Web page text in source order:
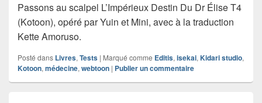
Passons au scalpel L’Impérieux Destin Du Dr Élise T4
(Kotoon), opéré par Yuin et Mini, avec à la traduction
Kette Amoruso.
Posté dans Livres, Tests | Marqué comme Editis, isekai, Kidari studio,
Kotoon, médecine, webtoon | Publier un commentaire